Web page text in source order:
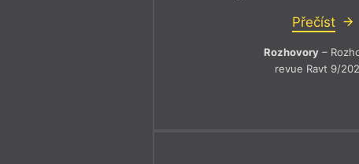
Přečíst
Rozhovory–
revue Ravt 9/